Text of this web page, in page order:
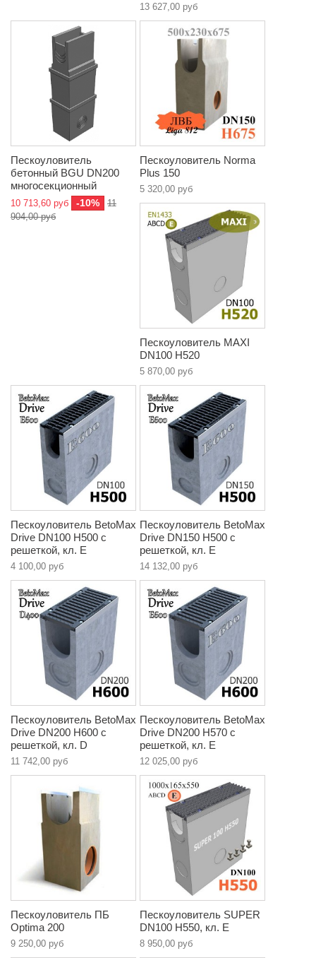
13 627,00 руб
Пескоуловитель
бетонный BGU DN200
многосекционный
10 713,60 руб -10%
11
904,00 руб
Пескоуловитель Norma
Plus 150
5 320,00 руб
Пескоуловитель MAXI
DN100 H520
5 870,00 руб
Пескоуловитель BetoMax
Drive DN100 H500 с
решеткой, кл. E
4 100,00 руб
Пескоуловитель BetoMax
Drive DN150 H500 с
решеткой, кл. E
14 132,00 руб
Пескоуловитель BetoMax
Drive DN200 H600 с
решеткой, кл. D
11 742,00 руб
Пескоуловитель BetoMax
Drive DN200 H570 с
решеткой, кл. E
12 025,00 руб
Пескоуловитель ПБ
Optima 200
9 250,00 руб
Пескоуловитель SUPER
DN100 H550, кл. E
8 950,00 руб